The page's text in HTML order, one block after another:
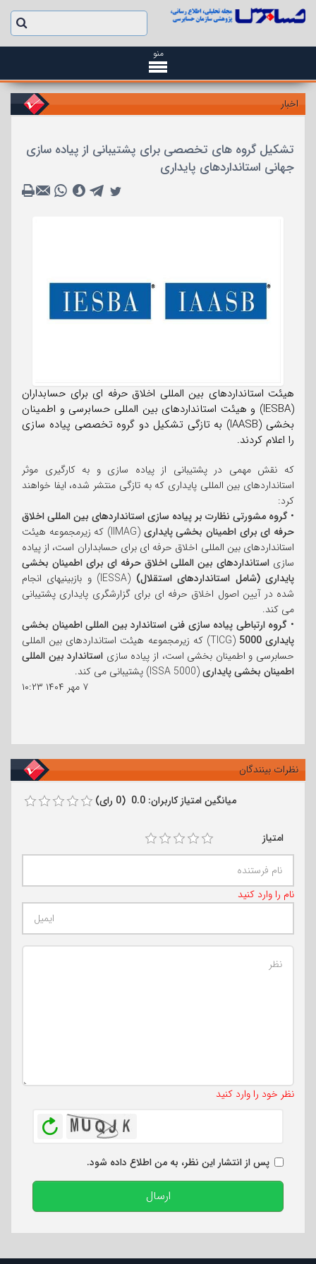
منو
اخبار
تشکیل گروه های تخصصی برای پشتیبانی از پیاده سازی
جهانی استانداردهای پایداری
هیئت استانداردهای بین المللی اخلاق حرفه ای برای حسابداران
(IESBA) و هیئت استانداردهای بین المللی حسابرسی و اطمینان
بخشی (IAASB) به تازگی تشکیل دو گروه تخصصی پیاده سازی
را اعلام کردند.
که نقش مهمی در پشتیبانی از پیاده سازی و به کارگیری موثر
استانداردهای بین المللی پایداری که به تازگی منتشر شده، ایفا خواهند
کرد:
• گروه مشورتی نظارت بر پیاده سازیاستانداردهای بین المللی اخلاق
حرفه ای برای اطمینان بخشی پایداری
(IIMAG) که زیرمجموعه هیئت
استانداردهای بین المللی اخلاق حرفه ای برای حسابداران است، از پیاده
سازی استانداردهای بین المللی اخلاق حرفه ای برای اطمینان بخشی
پایداری (شامل استانداردهای استقلال)
(IESSA) و بازبینیهای انجام
شده در آیین اصول اخلاق حرفه ای برای گزارشگری پایداری پشتیبانی
می کند.
• گروه ارتباطی پیاده سازی فنی استاندارد بین المللی اطمینان بخشی
پایداری 5000
(TICG) که زیرمجموعه هیئت استانداردهای بین المللی
حسابرسی و اطمینان بخشی است، از پیاده سازی استاندارد بین المللی
اطمینان بخشی پایداری(ISSA 5000) پشتیبانی می کند.
۷ مهر ۱۴۰۴
۱۰:۲۳
نظرات بینندگان
میانگین امتیاز کاربران: 0.0 (0 رای)
امتیاز
نام را وارد کنید
نظر خود را وارد کنید
پس از انتشار این نظر، به من اطلاع داده شود.
ارسال